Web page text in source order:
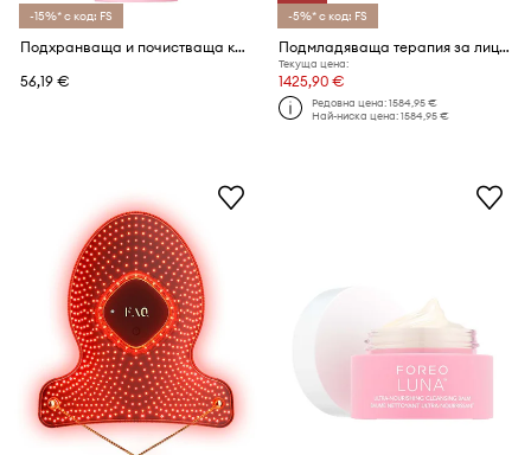
-15%* с код: FS
Подхранваща и почистваща крем-пяна за лице FOREO LUNA Micro-Foam Cleanser 2.0 100ml GL
56,19 €
-5%* с код: FS
Подмладяваща терапия за лице FOREO FAQ Facial Rejuvenation Set
Текуща цена:
1425,90 €
Редовна цена:1584,95 €
Най-ниска цена:1584,95 €